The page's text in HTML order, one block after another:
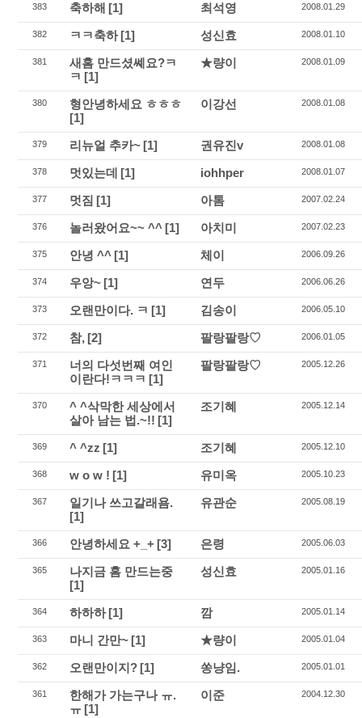
383 축하해 [1] 최석영 2008.01.29
382 ㅋㅋ축하[1] 성신효 2008.01.10
381
새홈 만드셨쎼요?ㅋ
ㅋ [1]
★량이 2008.01.09
380
형안녕하세요 ㅎㅎㅎ
[1]
이강선 2008.01.08
379 리뉴얼 추카~ [1] 권유진v 2008.01.08
378 멋있는데 [1] iohhper 2008.01.07
377 멋짐 [1] 아톰 2007.02.24
376 놀러왔어요~~ ^^ [1] 아치미 2007.02.23
375 안녕 ^^ [1] 체이 2006.09.26
374 우앙~ [1] 연두 2006.06.26
373 오랜만이다. ㅋ [1] 김송이 2006.05.10
372 참, [2] 팔랑팔랑♡ 2006.01.05
371
너의 다섯번째 여인
이란다!ㅋㅋㅋ [1]
팔랑팔랑♡ 2005.12.26
370
^ ^삭막한 세상에서
살아 남는 법.~!! [1]
조기혜 2005.12.14
369 ^ ^zz [1] 조기혜 2005.12.10
368 w o w ! [1] 유미옥 2005.10.23
367
일기나 쓰고갈래욤.
[1]
유관순 2005.08.19
366 안녕하세요 +_+ [3] 은령 2005.06.03
365
나지금 홈 만드는중
[1]
성신효 2005.01.16
364 하하하[1] 깜 2005.01.14
363 마니 간만~ [1] ★량이 2005.01.04
362 오랜만이지? [1] 쏭냥임. 2005.01.01
361
한해가 가는구나 ㅠ.
ㅠ [1]
이준 2004.12.30